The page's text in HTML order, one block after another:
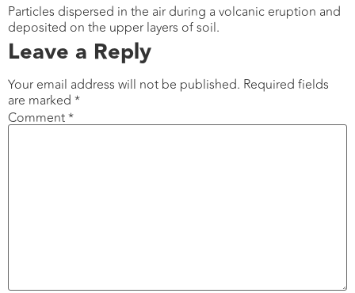
Particles dispersed in the air during a volcanic eruption and
deposited on the upper layers of soil.
Leave a Reply
Your email address will not be published. Required fields
are marked *
Comment*